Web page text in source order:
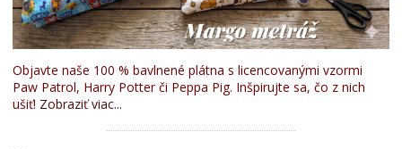
Objavte naše 100 % bavlnené plátna s licencovanými vzormi
Paw Patrol, Harry Potter či Peppa Pig. Inšpirujte sa, čo z nich
ušiť! Zobraziť viac...